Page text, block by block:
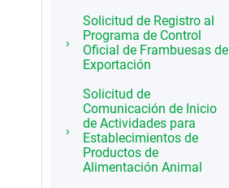
Solicitud de Registro al
Programa de Control
Oficial de Frambuesas de
Exportación
Solicitud de
Comunicación de Inicio
de Actividades para
Establecimientos de
Productos de
Alimentación Animal